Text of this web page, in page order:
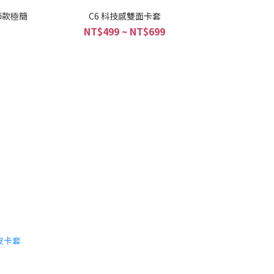
極簡 C6 科技感雙面卡套
NT$499 ~ NT$699